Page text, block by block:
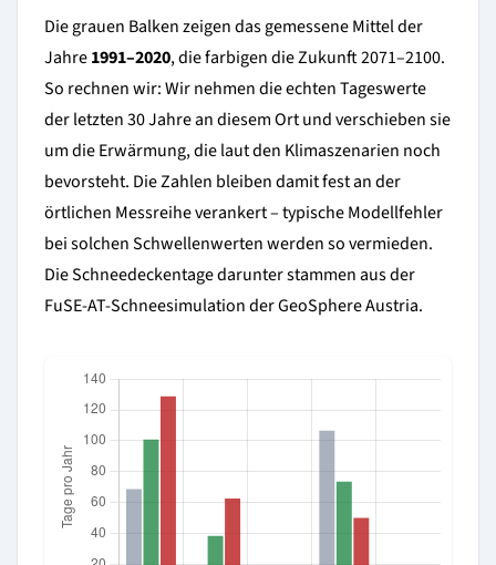
Die grauen Balken zeigen das gemessene Mittel der
Jahre1991–2020, die farbigen die Zukunft 2071–2100.
So rechnen wir: Wir nehmen die echten Tageswerte
der letzten 30 Jahre an diesem Ort und verschieben sie
um die Erwärmung, die laut den Klimaszenarien noch
bevorsteht. Die Zahlen bleiben damit fest an der
örtlichen Messreihe verankert – typische Modellfehler
bei solchen Schwellenwerten werden so vermieden.
Die Schneedeckentage darunter stammen aus der
FuSE-AT-Schneesimulation der GeoSphere Austria.